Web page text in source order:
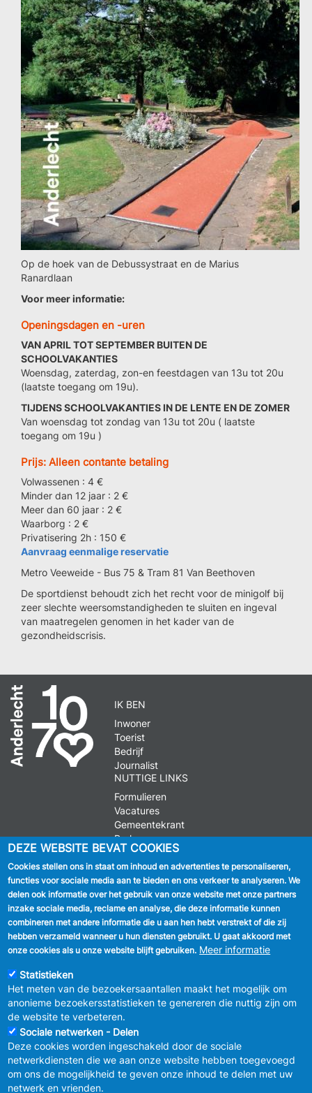
Op de hoek van de Debussystraat en de Marius
Ranardlaan
Voor meer informatie:
Openingsdagen en -uren
VAN APRIL TOT SEPTEMBER BUITEN DE
SCHOOLVAKANTIES
Woensdag, zaterdag, zon-en feestdagen van 13u tot 20u
(laatste toegang om 19u).
TIJDENS SCHOOLVAKANTIES IN DE LENTE EN DE ZOMER
Van woensdag tot zondag van 13u tot 20u ( laatste
toegang om 19u )
Prijs: Alleen contante betaling
Volwassenen : 4 €
Minder dan 12 jaar : 2 €
Meer dan 60 jaar : 2 €
Waarborg : 2 €
Privatisering 2h : 150 €
Aanvraag eenmalige reservatie
Metro Veeweide - Bus 75 & Tram 81 Van Beethoven
De sportdienst behoudt zich het recht voor de minigolf bij
zeer slechte weersomstandigheden te sluiten en ingeval
van maatregelen genomen in het kader van de
gezondheidscrisis.
IK BEN
Inwoner
Toerist
Bedrijf
Journalist
NUTTIGE LINKS
Formulieren
Vacatures
Gemeentekrant
Parkeren
VOLG ONS
Facebook
Linkedin
Instagram
MENU
FOOTER
LEGAL
Vertrouwelijkheid
Verbeteringsplan
DEZE WEBSITE BEVAT COOKIES
Cookies stellen ons in staat om inhoud en advertenties te personaliseren,
functies voor sociale media aan te bieden en ons verkeer te analyseren. We
delen ook informatie over het gebruik van onze website met onze partners
inzake sociale media, reclame en analyse, die deze informatie kunnen
combineren met andere informatie die u aan hen hebt verstrekt of die zij
hebben verzameld wanneer u hun diensten gebruikt. U gaat akkoord met
onze cookies als u onze website blijft gebruiken. Meer informatie
Statistieken
Het meten van de bezoekersaantallen maakt het mogelijk om
anonieme bezoekersstatistieken te genereren die nuttig zijn om
de website te verbeteren.
Sociale netwerken - Delen
Deze cookies worden ingeschakeld door de sociale
netwerkdiensten die we aan onze website hebben toegevoegd
om ons de mogelijkheid te geven onze inhoud te delen met uw
netwerk en vrienden.